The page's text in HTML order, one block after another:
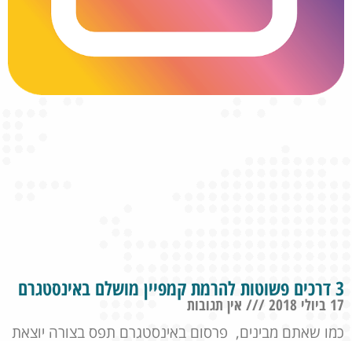
3 דרכים פשוטות להרמת קמפיין מושלם באינסטגרם
17 ביולי 2018
אין תגובות
כמו שאתם מבינים, פרסום באינסטגרם תפס בצורה יוצאת